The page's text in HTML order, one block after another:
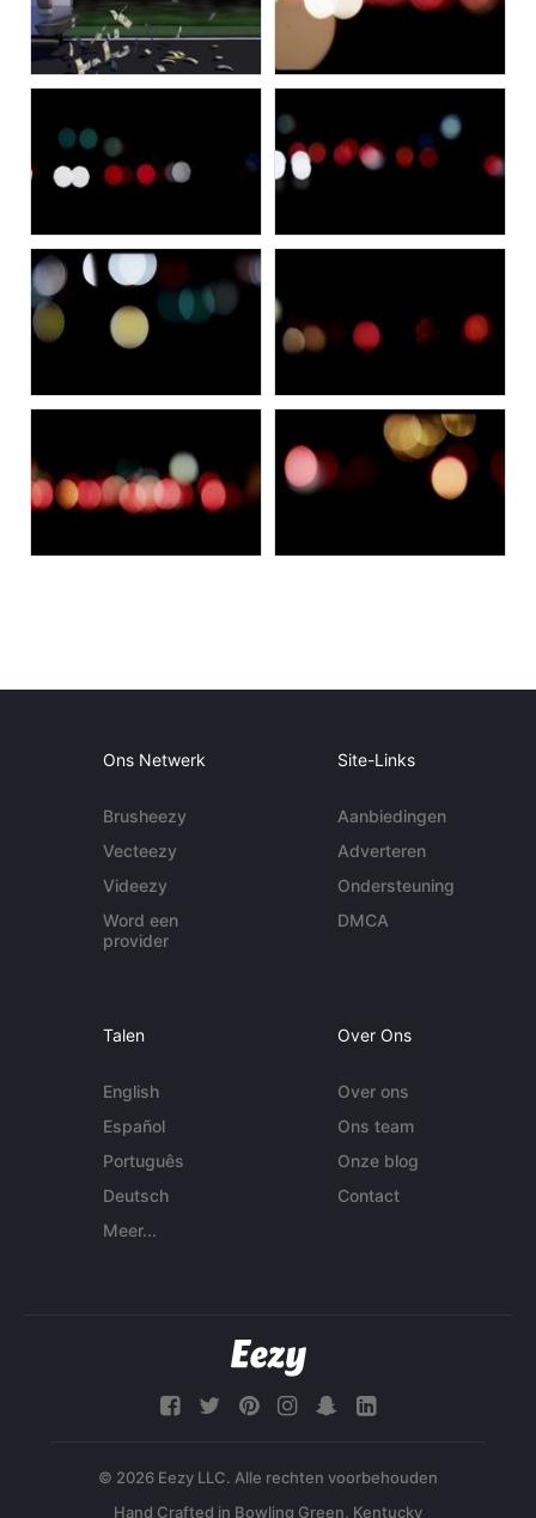
Ons Netwerk
Brusheezy
Vecteezy
Videezy
Word een
provider
Site-Links
Aanbiedingen
Adverteren
Ondersteuning
DMCA
Talen
English
Español
Português
Deutsch
Meer...
Over Ons
Over ons
Ons team
Onze blog
Contact
© 2026 Eezy LLC. Alle rechten voorbehouden